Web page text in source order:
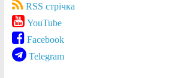
RSS стрічка
YouTube
Facebook
Telegram